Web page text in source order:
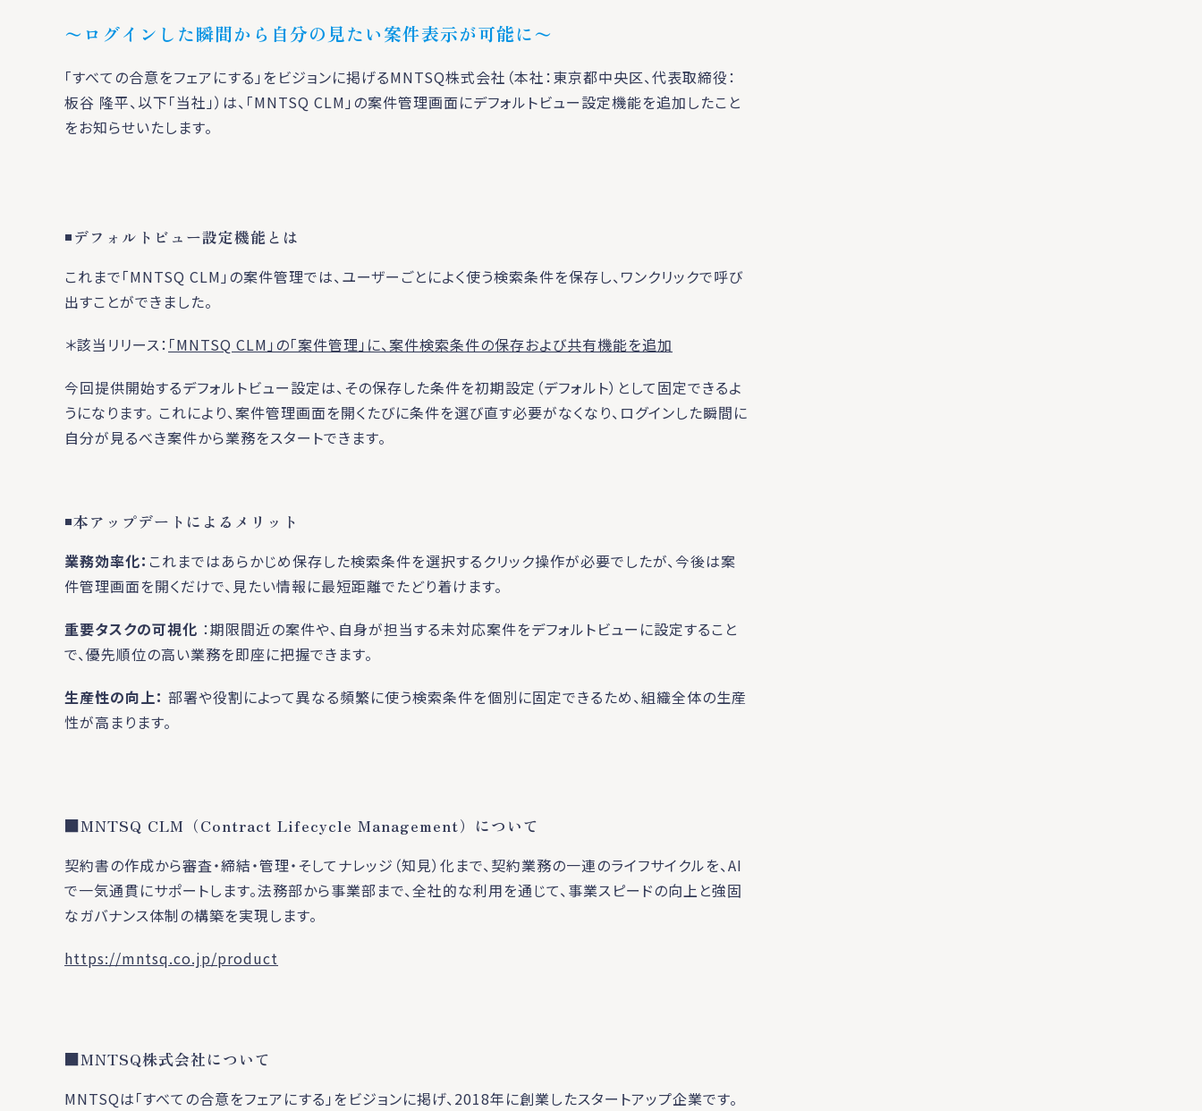
〜ログインした瞬間から自分の見たい案件表示が可能に〜
「すべての合意をフェアにする」をビジョンに掲げるMNTSQ株式会社（本社：東京都中央区、代表取締役：
板谷 隆平、以下「当社」）は、「MNTSQ CLM」の案件管理画面にデフォルトビュー設定機能を追加したこと
をお知らせいたします。
◾️デフォルトビュー設定機能とは
これまで「MNTSQ CLM」の案件管理では、ユーザーごとによく使う検索条件を保存し、ワンクリックで呼び
出すことができました。
＊該当リリース： 「MNTSQ CLM」の「案件管理」に、案件検索条件の保存および共有機能を追加
今回提供開始するデフォルトビュー設定は、その保存した条件を初期設定（デフォルト）として固定できるよ
うになります。 これにより、案件管理画面を開くたびに条件を選び直す必要がなくなり、ログインした瞬間に
自分が見るべき案件から業務をスタートできます。
◾️本アップデートによるメリット
業務効率化： これまではあらかじめ保存した検索条件を選択するクリック操作が必要でしたが、今後は案
件管理画面を開くだけで、見たい情報に最短距離でたどり着けます。
重要タスクの可視化 ：期限間近の案件や、自身が担当する未対応案件をデフォルトビューに設定すること
で、優先順位の高い業務を即座に把握できます。
生産性の向上： 部署や役割によって異なる頻繁に使う検索条件を個別に固定できるため、組織全体の生産
性が高まります。
■MNTSQ CLM（Contract Lifecycle Management）について
契約書の作成から審査・締結・管理・そしてナレッジ（知見）化まで、契約業務の一連のライフサイクルを、AI
で一気通貫にサポートします。法務部から事業部まで、全社的な利用を通じて、事業スピードの向上と強固
なガバナンス体制の構築を実現します。
https://mntsq.co.jp/product
■MNTSQ株式会社について
MNTSQは「すべての合意をフェアにする」をビジョンに掲げ、2018年に創業したスタートアップ企業です。